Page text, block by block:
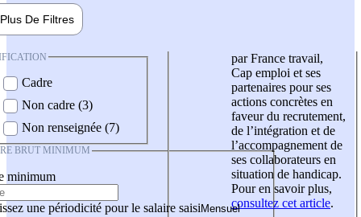
Plus De Filtres
Cadre
Non cadre (3)
Non renseignée (7)
BRUT MINIMUM
minimum
une périodicité pour le salaire saisi
par France travail,
Cap emploi et ses
partenaires pour ses
actions concrètes en
faveur du recrutement,
de l’intégration et de
l’accompagnement de
ses collaborateurs en
situation de handicap.
Pour en savoir plus,
consultez cet article.